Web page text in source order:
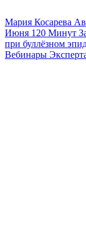
Мария Косарева
Июня 120 Минут
при буллёзном
Вебинары